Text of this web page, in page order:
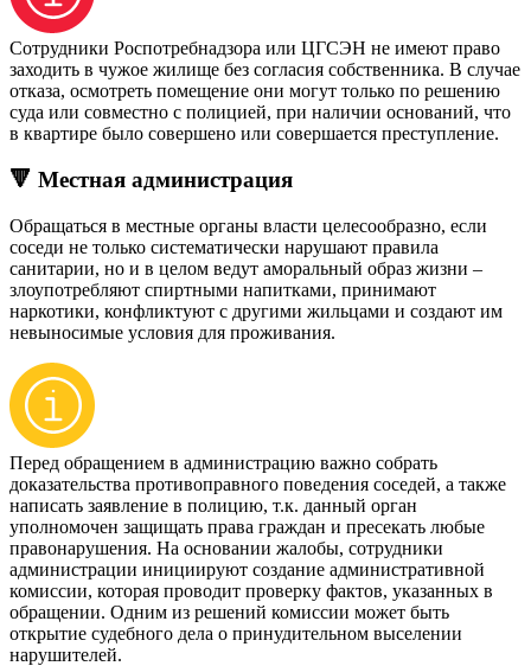
Сотрудники Роспотребнадзора или ЦГСЭН не имеют право
заходить в чужое жилище без согласия собственника. В случае
отказа, осмотреть помещение они могут только по решению
суда или совместно с полицией, при наличии оснований, что
в квартире было совершено или совершается преступление.
🔻 Местная администрация
Обращаться в местные органы власти целесообразно, если
соседи не только систематически нарушают правила
санитарии, но и в целом ведут аморальный образ жизни –
злоупотребляют спиртными напитками, принимают
наркотики, конфликтуют с другими жильцами и создают им
невыносимые условия для проживания.
Перед обращением в администрацию важно собрать
доказательства противоправного поведения соседей, а также
написать заявление в полицию, т.к. данный орган
уполномочен защищать права граждан и пресекать любые
правонарушения. На основании жалобы, сотрудники
администрации инициируют создание административной
комиссии, которая проводит проверку фактов, указанных в
обращении. Одним из решений комиссии может быть
открытие судебного дела о принудительном выселении
нарушителей.